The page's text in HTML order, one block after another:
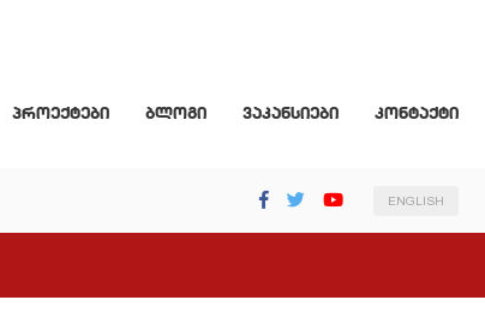
პროექტები ბლოგი ვაკანსიები კონტაქტი
ENGLISH